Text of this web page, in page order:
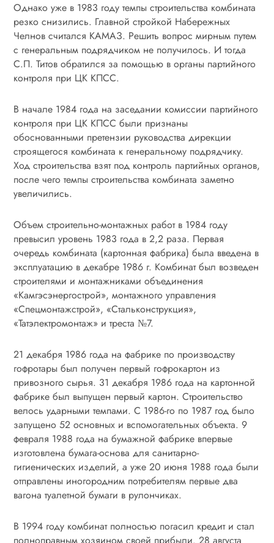
Однако уже в 1983 году темпы строительства комбината
резко снизились. Главной стройкой Набережных
Челнов считался КАМАЗ. Решить вопрос мирным путем
с генеральным подрядчиком не получилось. И тогда
С.П. Титов обратился за помощью в органы партийного
контроля при ЦК КПСС.
В начале 1984 года на заседании комиссии партийного
контроля при ЦК КПСС были признаны
обоснованными претензии руководства дирекции
строящегося комбината к генеральному подрядчику.
Ход строительства взят под контроль партийных органов,
после чего темпы строительства комбината заметно
увеличились.
Объем строительно-монтажных работ в 1984 году
превысил уровень 1983 года в 2,2 раза. Первая
очередь комбината (картонная фабрика) была введена в
эксплуатацию в декабре 1986 г. Комбинат был возведен
строителями и монтажниками объединения
«Камгэсэнергострой», монтажного управления
«Спецмонтажстрой», «Стальконструкция»,
«Татэлектромонтаж» и треста №7.
21 декабря 1986 года на фабрике по производству
гофротары был получен первый гофрокартон из
привозного сырья. 31 декабря 1986 года на картонной
фабрике был выпущен первый картон. Строительство
велось ударными темпами. С 1986-го по 1987 год было
запущено 52 основных и вспомогательных объекта. 9
февраля 1988 года на бумажной фабрике впервые
изготовлена бумага-основа для санитарно-
гигиенических изделий, а уже 20 июня 1988 года были
отправлены иногородним потребителям первые два
вагона туалетной бумаги в рулончиках.
В 1994 году комбинат полностью погасил кредит и стал